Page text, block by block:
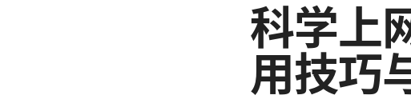
科学上
用技巧